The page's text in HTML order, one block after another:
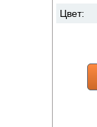
Цвет: